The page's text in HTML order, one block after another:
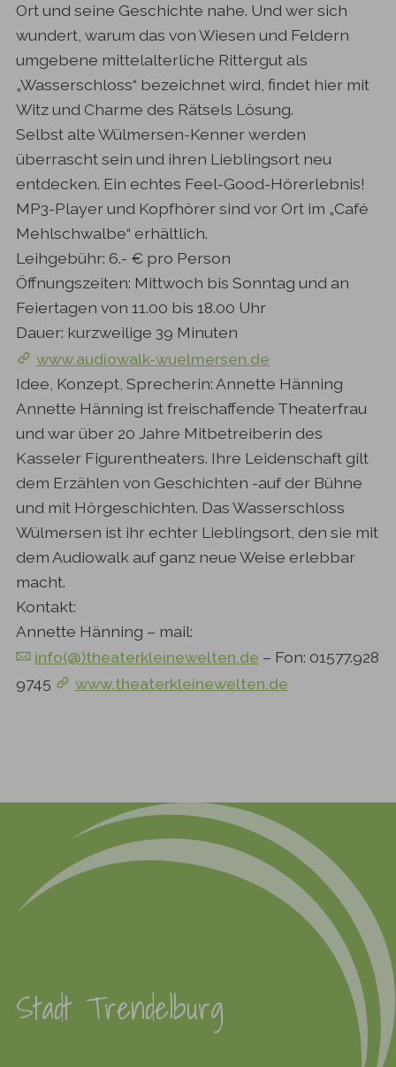
Ort und seine Geschichte nahe. Und wer sich
wundert, warum das von Wiesen und Feldern
umgebene mittelalterliche Rittergut als
„Wasserschloss“ bezeichnet wird, findet hier mit
Witz und Charme des Rätsels Lösung.
Selbst alte Wülmersen-Kenner werden
überrascht sein und ihren Lieblingsort neu
entdecken. Ein echtes Feel-Good-Hörerlebnis!
MP3-Player und Kopfhörer sind vor Ort im „Café
Mehlschwalbe“ erhältlich.
Leihgebühr: 6.- € pro Person
Öffnungszeiten: Mittwoch bis Sonntag und an
Feiertagen von 11.00 bis 18.00 Uhr
Dauer: kurzweilige 39 Minuten
www.audiowalk-wuelmersen.de
Idee, Konzept, Sprecherin: Annette Hänning
Annette Hänning ist freischaffende Theaterfrau
und war über 20 Jahre Mitbetreiberin des
Kasseler Figurentheaters. Ihre Leidenschaft gilt
dem Erzählen von Geschichten -auf der Bühne
und mit Hörgeschichten. Das Wasserschloss
Wülmersen ist ihr echter Lieblingsort, den sie mit
dem Audiowalk auf ganz neue Weise erlebbar
macht.
Kontakt:
Annette Hänning – mail:
info(@)theaterkleinewelten.de – Fon: 01577.928
9745
www.theaterkleinewelten.de
Stadt Trendelburg